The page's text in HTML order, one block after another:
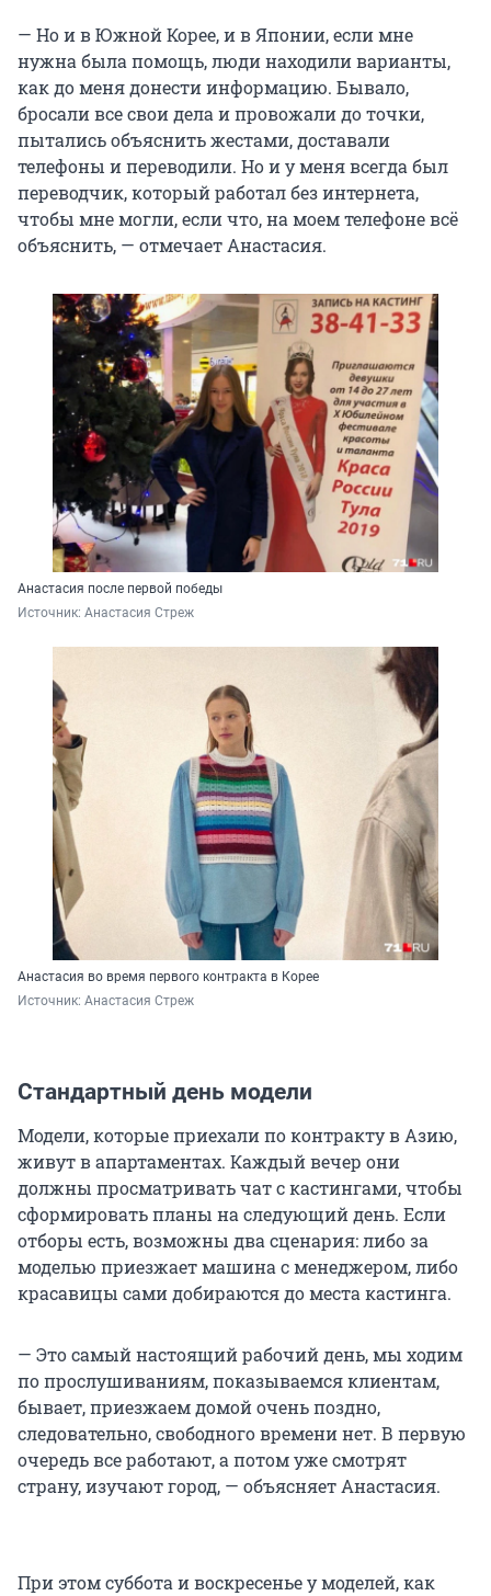
— Но и в Южной Корее, и в Японии, если мне
нужна была помощь, люди находили варианты,
как до меня донести информацию. Бывало,
бросали все свои дела и провожали до точки,
пытались объяснить жестами, доставали
телефоны и переводили. Но и у меня всегда был
переводчик, который работал без интернета,
чтобы мне могли, если что, на моем телефоне всё
объяснить, — отмечает Анастасия.
Анастасия после первой победы
Источник: Анастасия Стреж
Анастасия во время первого контракта в Корее
Источник: Анастасия Стреж
Стандартный день модели
Модели, которые приехали по контракту в Азию,
живут в апартаментах. Каждый вечер они
должны просматривать чат с кастингами, чтобы
сформировать планы на следующий день. Если
отборы есть, возможны два сценария: либо за
моделью приезжает машина с менеджером, либо
красавицы сами добираются до места кастинга.
— Это самый настоящий рабочий день, мы ходим
по прослушиваниям, показываемся клиентам,
бывает, приезжаем домой очень поздно,
следовательно, свободного времени нет. В первую
очередь все работают, а потом уже смотрят
страну, изучают город, — объясняет Анастасия.
При этом суббота и воскресенье у моделей, как